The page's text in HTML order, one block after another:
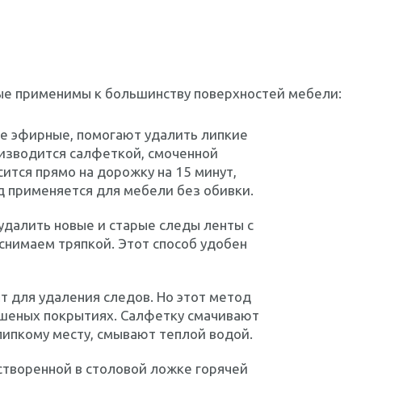
применимы к большинству поверхностей мебели:
эфирные, помогают удалить липкие
салфеткой, смоченной
прямо на дорожку на 15 минут,
применяется для мебели без обивки.
новые и старые следы ленты с
тряпкой. Этот способ удобен
для удаления следов. Но этот метод
покрытиях. Салфетку смачивают
месту, смывают теплой водой.
в столовой ложке горячей